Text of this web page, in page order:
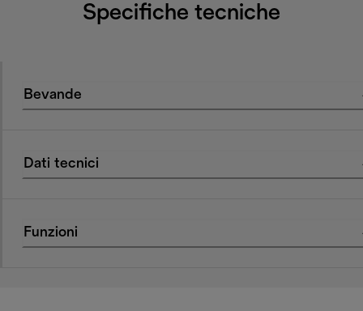
Specifiche tecniche
Bevande
Dati tecnici
Funzioni